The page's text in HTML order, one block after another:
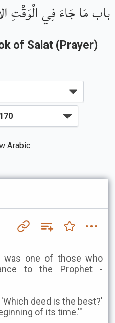
باب مَا جَاءَ فِي الْوَقْتِ
of Salat (Prayer)
Arabic
was one of those who
to the Prophet -
deed is the best?'
of its time.'"